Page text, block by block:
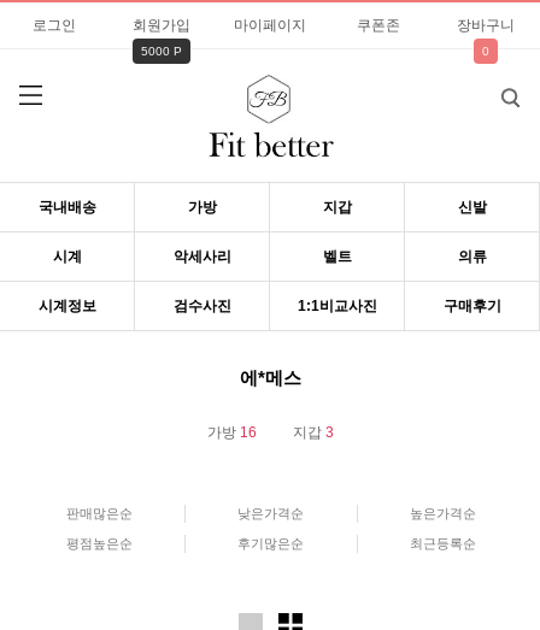
로그인 회원가입
5000 P
마이페이지 쿠폰존 장바구니
0
국내배송 가방 지갑 신발
시계 악세사리 벨트 의류
시계정보 검수사진 1:1비교사진 구매후기
에*메스
가방 16 지갑 3
판매많은순 낮은가격순 높은가격순
평점높은순 후기많은순 최근등록순